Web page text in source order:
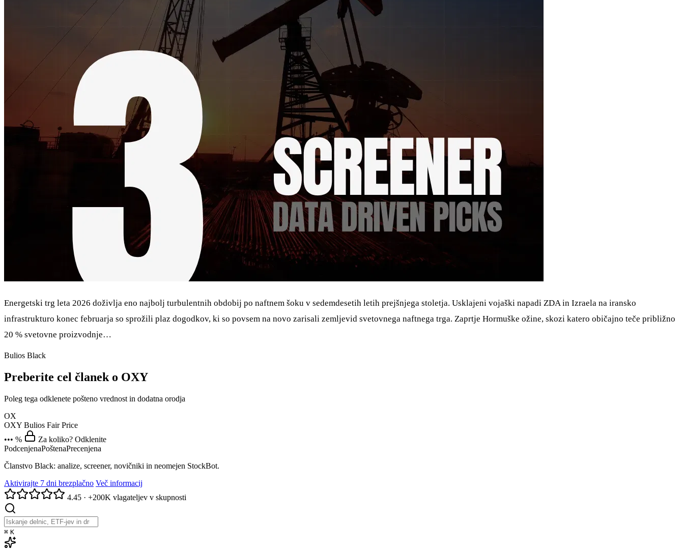
Energetski trg leta 2026 doživlja eno najbolj turbulentnih obdobij po naftnem šoku v sedemdesetih letih prejšnjega stoletja. Usklajeni vojaški napadi ZDA in Izraela na iransko
infrastrukturo konec februarja so sprožili plaz dogodkov, ki so povsem na novo zarisali zemljevid svetovnega naftnega trga. Zaprtje Hormuške ožine, skozi katero običajno teče približno
20 % svetovne proizvodnje…
Bulios Black
Preberite cel članek o OXY
Poleg tega odklenete pošteno vrednost in dodatna orodja
OX
OXY Bulios Fair Price
••• %
Za koliko? Odklenite
PodcenjenaPoštenaPrecenjena
Članstvo Black: analize, screener, novičniki in neomejen StockBot.
Aktivirajte 7 dni brezplačno Več informacij
4.45 · +200K vlagateljev v skupnosti
⌘ K